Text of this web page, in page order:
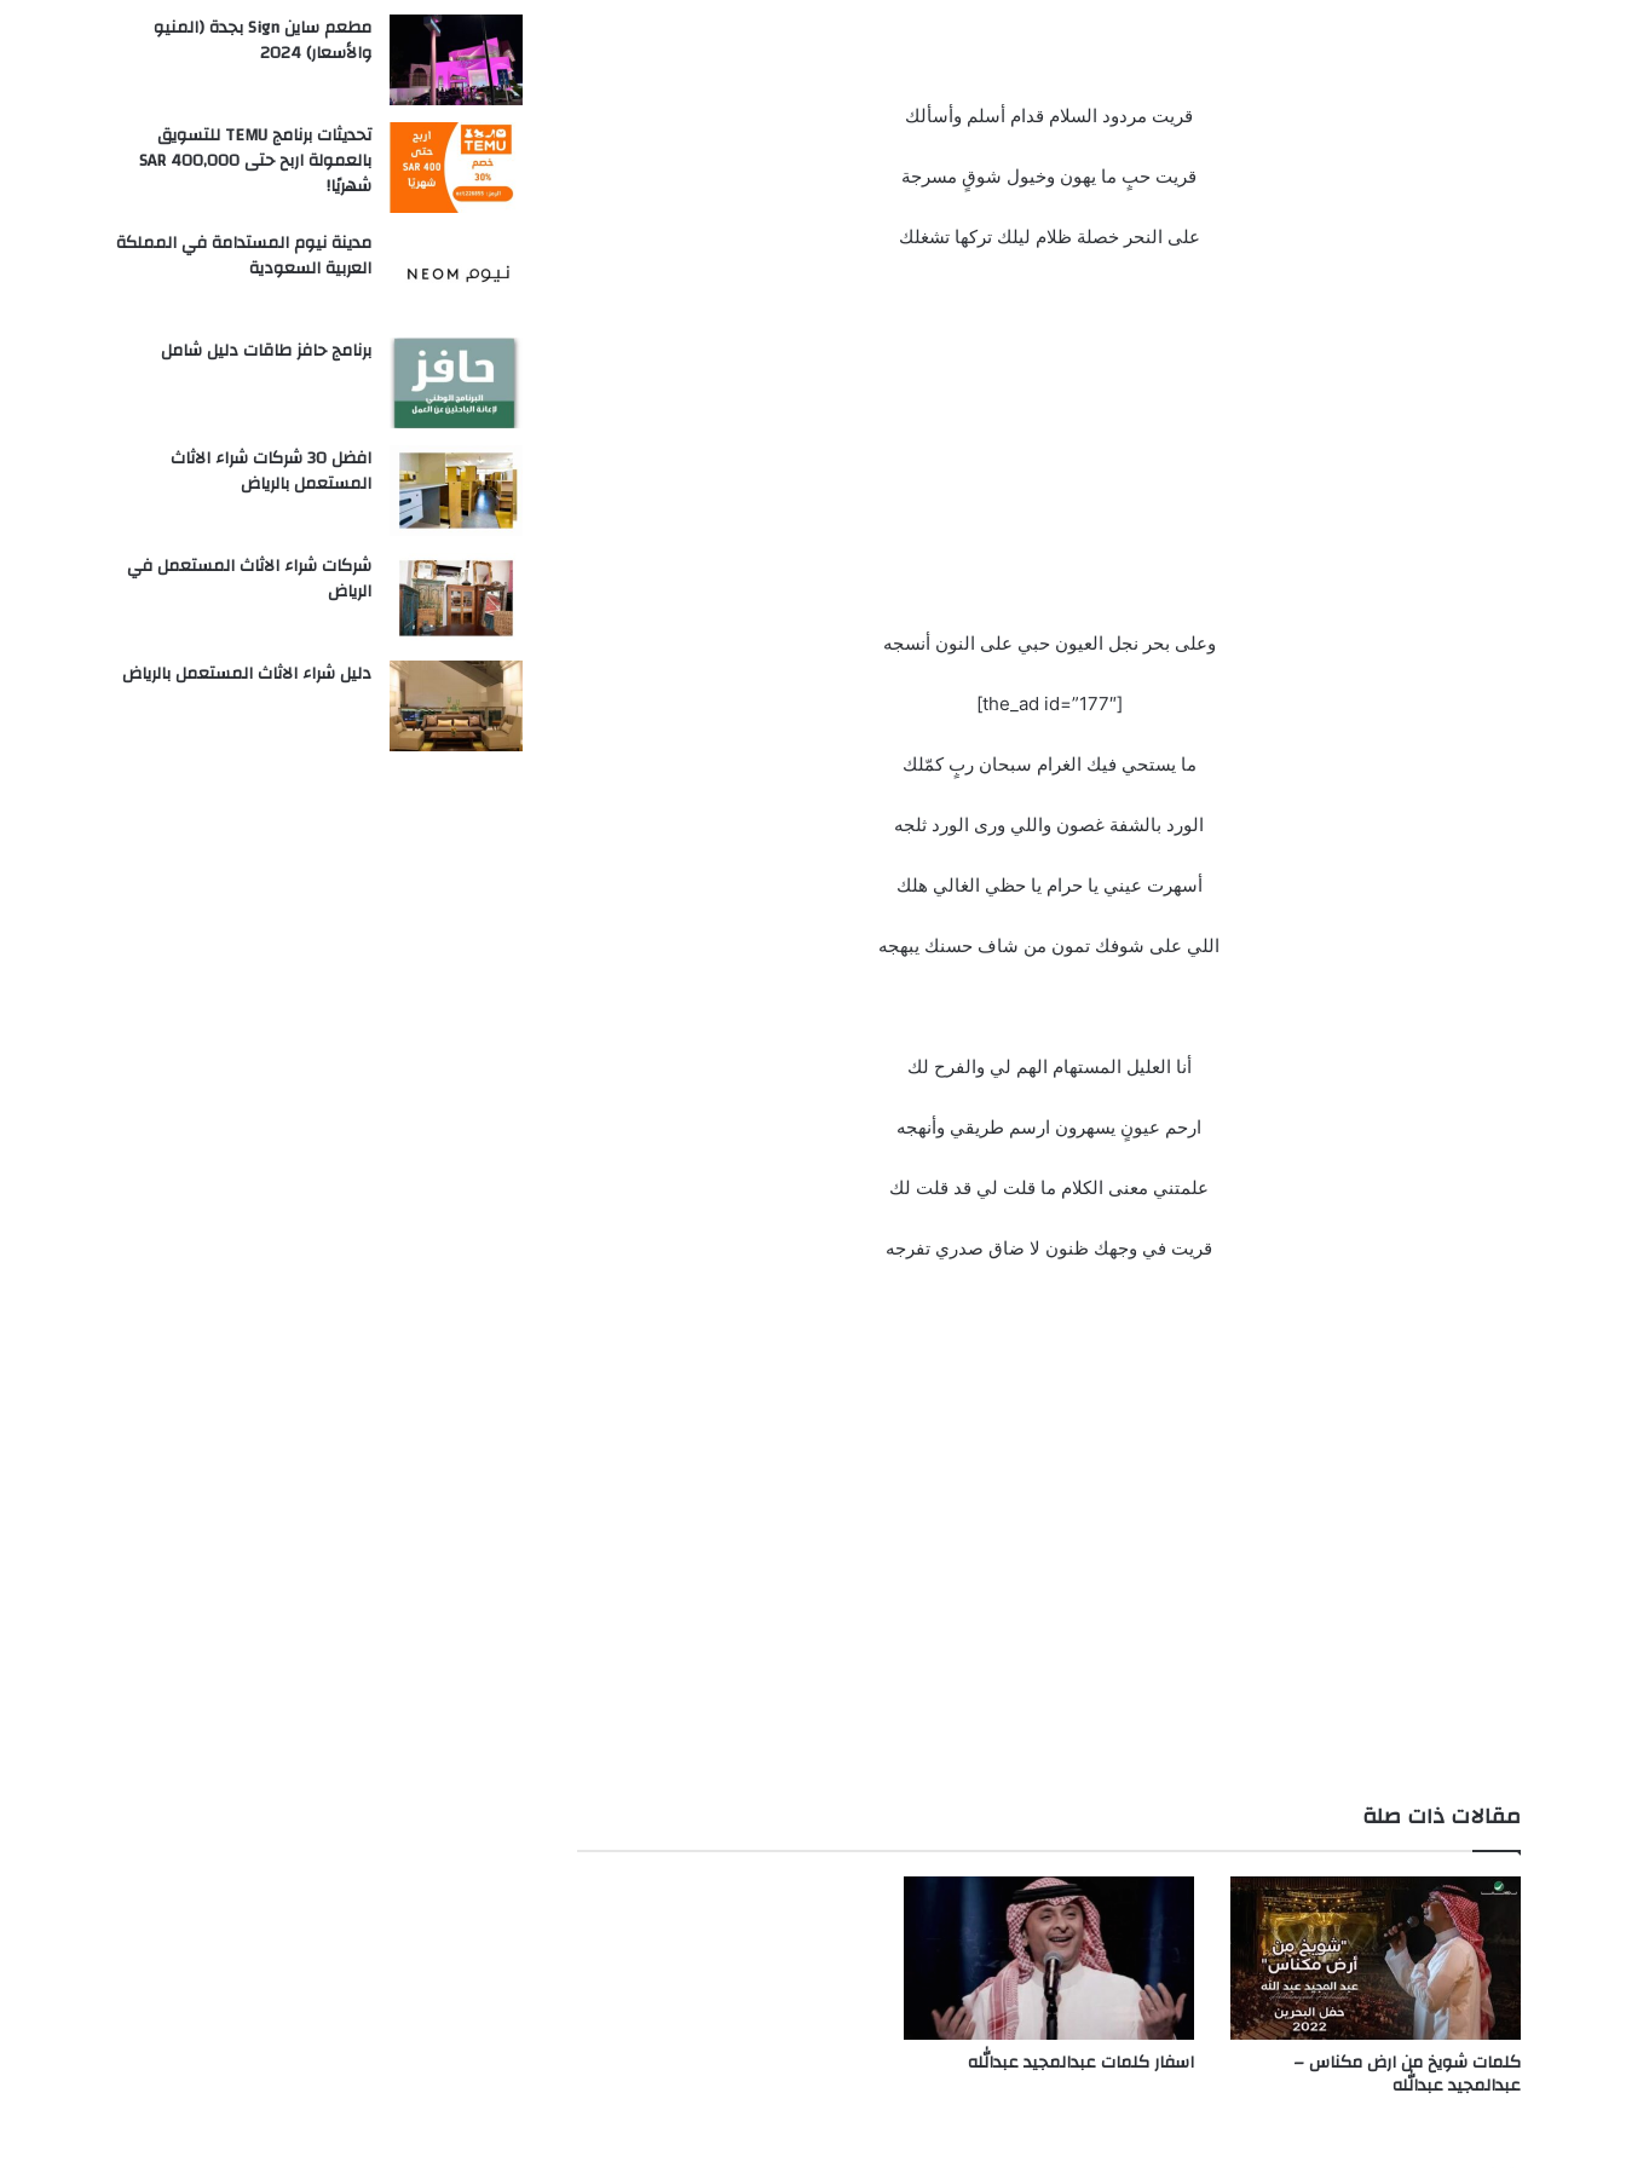
قريت مردود السلام قدام أسلم وأسألك
قريت حبٍ ما يهون وخيول شوقٍ مسرجة
على النحر خصلة ظلام ليلك تركها تشغلك
وعلى بحر نجل العيون حبي على النون أنسجه
[the_ad id=”177″]
ما يستحي فيك الغرام سبحان ربٍ كمّلك
الورد بالشفة غصون واللي ورى الورد ثلجه
أسهرت عيني يا حرام يا حظي الغالي هلك
اللي على شوفك تمون من شاف حسنك يبهجه
أنا العليل المستهام الهم لي والفرح لك
ارحم عيونٍ يسهرون ارسم طريقي وأنهجه
علمتني معنى الكلام ما قلت لي قد قلت لك
قريت في وجهك ظنون لا ضاق صدري تفرجه
مقالات ذات صلة
كلمات شويخ من ارض مكناس –
عبدالمجيد عبدالله
اسفار كلمات عبدالمجيد عبدالله
مطعم ساين Sign بجدة (المنيو
والأسعار) 2024
تحديثات برنامج TEMU للتسويق
بالعمولة اربح حتى SAR 400,000
شهريًا!
مدينة نيوم المستدامة في المملكة
العربية السعودية
برنامج حافز طاقات دليل شامل
افضل 30 شركات شراء الاثاث
المستعمل بالرياض
شركات شراء الاثاث المستعمل في
الرياض
دليل شراء الاثاث المستعمل بالرياض